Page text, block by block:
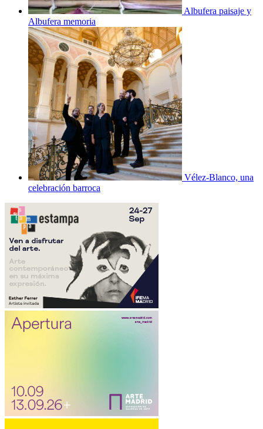
Albufera paisaje y
Albufera memoria
Vélez-Blanco, una
celebración barroca